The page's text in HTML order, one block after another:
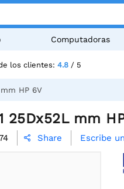
Computadoras
los clientes: 4.8/ 5
HP 6V
mm
 Share Escribe